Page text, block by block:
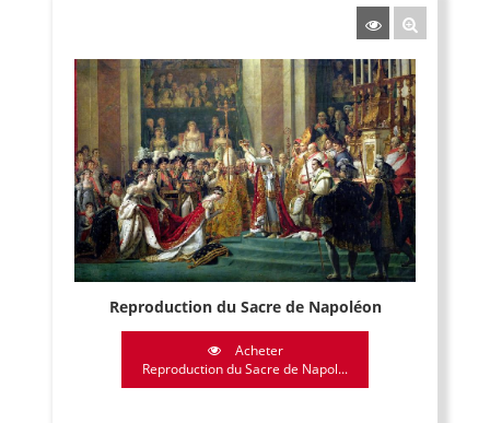
Reproduction du Sacre de Napoléon
Acheter
Reproduction du Sacre de Napol...